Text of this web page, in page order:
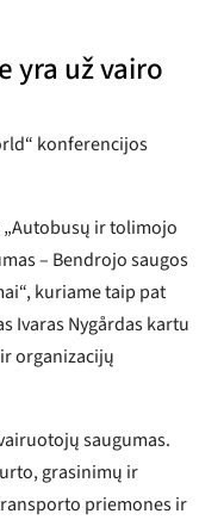
dirbtinį
yra už vairo
konferencijos
„Autobusų ir tolimojo
– Bendrojo saugos
kuriame taip pat
Ivaras Nygårdas kartu
organizacijų
saugumas.
grasinimų ir
priemones ir